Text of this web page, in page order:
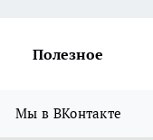
Полезное
Мы в ВКонтакте